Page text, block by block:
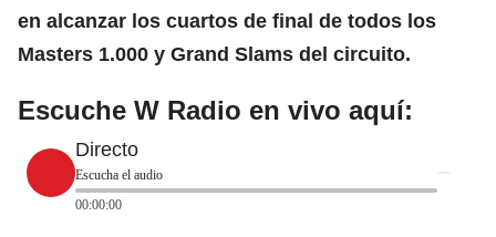
en alcanzar los cuartos de final de todos los
Masters 1.000 y Grand Slams del circuito.
Escuche W Radio en vivo aquí:
Directo
Escucha el audio
00:00:00